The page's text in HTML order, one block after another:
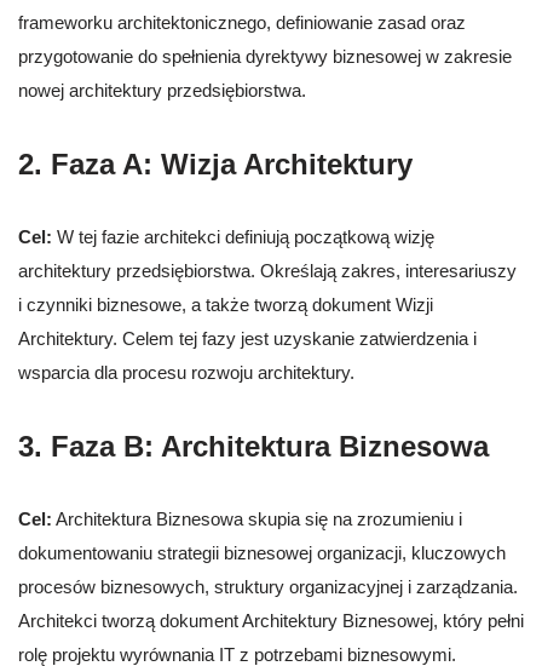
frameworku architektonicznego, definiowanie zasad oraz
przygotowanie do spełnienia dyrektywy biznesowej w zakresie
nowej architektury przedsiębiorstwa.
2. Faza A: Wizja Architektury
Cel: W tej fazie architekci definiują początkową wizję
architektury przedsiębiorstwa. Określają zakres, interesariuszy
i czynniki biznesowe, a także tworzą dokument Wizji
Architektury. Celem tej fazy jest uzyskanie zatwierdzenia i
wsparcia dla procesu rozwoju architektury.
3. Faza B: Architektura Biznesowa
Cel: Architektura Biznesowa skupia się na zrozumieniu i
dokumentowaniu strategii biznesowej organizacji, kluczowych
procesów biznesowych, struktury organizacyjnej i zarządzania.
Architekci tworzą dokument Architektury Biznesowej, który pełni
rolę projektu wyrównania IT z potrzebami biznesowymi.